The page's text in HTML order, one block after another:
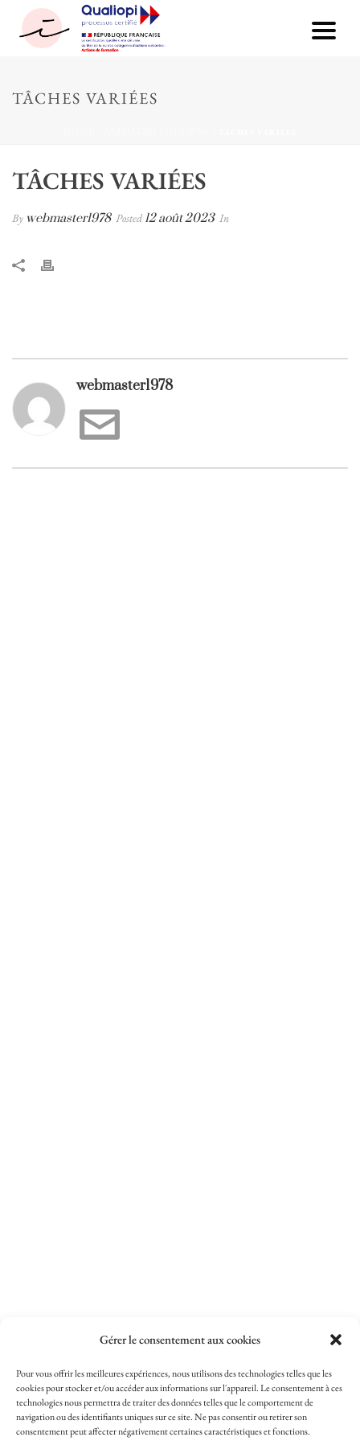
Gérer le consentement aux cookies
Pour vous offrir les meilleures expériences, nous utilisons des technologies telles que les
cookies pour stocker et/ou accéder aux informations sur l'appareil. Le consentement à ces
technologies nous permettra de traiter des données telles que le comportement de
navigation ou des identifiants uniques sur ce site. Ne pas consentir ou retirer son
consentement peut affecter négativement certaines caractéristiques et fonctions.
TÂCHES VARIÉES
TÂCHES VARIÉES
By webmaster1978 Posted 12 août 2023 In
webmaster1978